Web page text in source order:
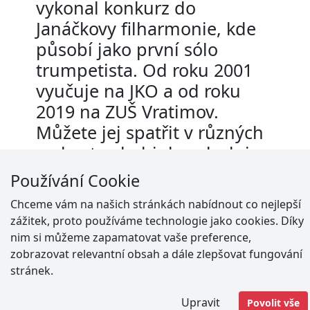
vykonal konkurz do
Janáčkovy filharmonie, kde
působí jako první sólo
trumpetista. Od roku 2001
vyučuje na JKO a od roku
2019 na ZUŠ Vratimov.
Můžete jej spatřit v různých
orchestrech, bigbandech i
orchestřištích Divadla Jiřího
Myrona i Antonína Dvořáka.
Masarykovo náměstí 192
Používání Cookie
Chceme vám na našich stránkách nabídnout co nejlepší
zážitek, proto používáme technologie jako cookies. Díky
nim si můžeme zapamatovat vaše preference,
zobrazovat relevantní obsah a dále zlepšovat fungování
stránek.
Upravit Povolit vše